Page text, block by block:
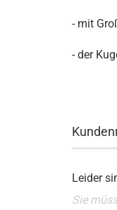
- mit
- der
Leider
Sie